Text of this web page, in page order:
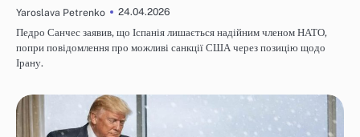
Yaroslava Petrenko
24.04.2026
Педро Санчес заявив, що Іспанія лишається надійним членом НАТО,
попри повідомлення про можливі санкції США через позицію щодо
Ірану.